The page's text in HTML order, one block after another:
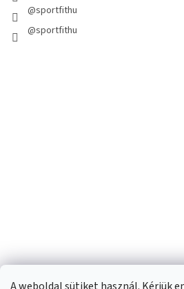
@sportfithu
@sportfithu